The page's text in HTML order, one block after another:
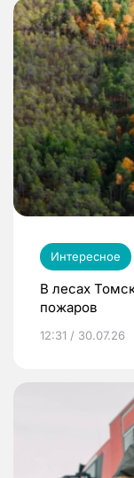
Интересное
В лесах
пожаров
12:31 / 30.07.26